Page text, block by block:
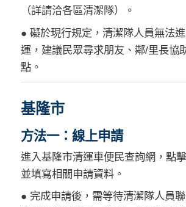
（詳請洽各區清潔隊）。
● 礙於現行規定，清潔隊人員無法
運，建議民眾尋求朋友、鄰/里長協
點。
基隆市
方法一：線上申請
進入基隆市清運車便民查詢網，點擊
並填寫相關申請資料。
● 完成申請後，需等待清潔隊人員